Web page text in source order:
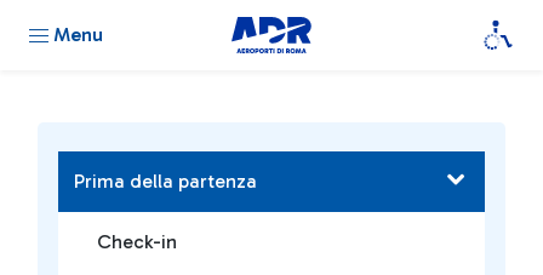
Menu
Prima della partenza
Check-in